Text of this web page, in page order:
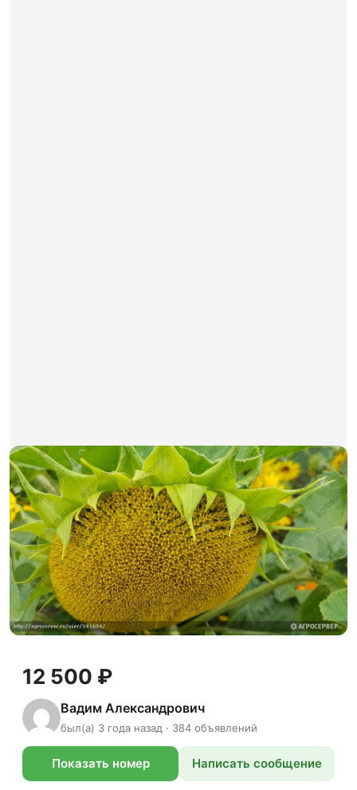
12 500 ₽
Вадим Александрович
был(а) 3 года назад · 384 объявлений
Показать номер Написать сообщение